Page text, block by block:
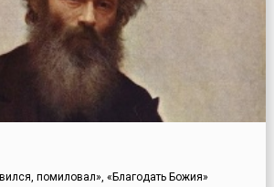
помиловал», «Благодать Божия»